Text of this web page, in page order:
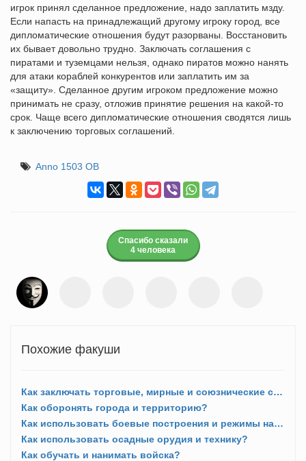
игрок принял сделанное предложение, надо заплатить мзду.
Если напасть на принадлежащий другому игроку город, все
дипломатические отношения будут разорваны. Восстановить
их бывает довольно трудно. Заключать соглашения с
пиратами и туземцами нельзя, однако пиратов можно нанять
для атаки кораблей конкурентов или заплатить им за
«защиту». Сделанное другим игроком предложение можно
принимать не сразу, отложив принятие решения на какой-то
срок. Чаще всего дипломатические отношения сводятся лишь
к заключению торговых соглашений.
Anno 1503 ОВ
Спасибо сказали
4 человека
Похожие факуши
Как заключать торговые, мирные и союзнические соглашения?
Как оборонять города и территорию?
Как использовать боевые построения и режимы нападения?
Как использовать осадные орудия и технику?
Как обучать и нанимать войска?